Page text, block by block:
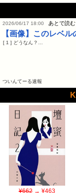
2026/06/17 18:00 あとで読む
【画像】このレベ
[ 1 ] どうなん？…
ついんてーる速報
¥662→ ¥463